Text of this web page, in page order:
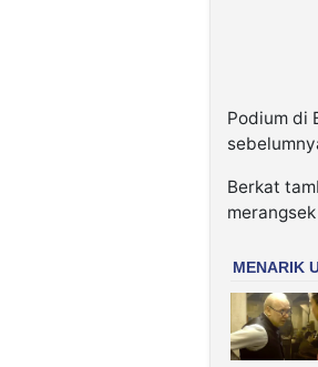
Podium di
Berkat